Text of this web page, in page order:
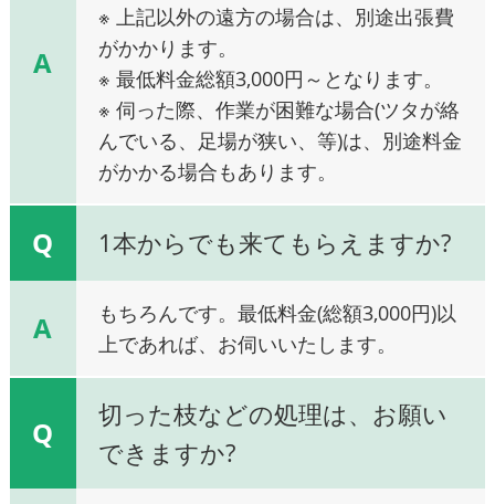
A
※ 上記以外の遠方の場合は、別途出張費
がかかります。
※ 最低料金総額3,000円～となります。
※ 伺った際、作業が困難な場合(ツタが絡
んでいる、足場が狭い、等)は、別途料金
がかかる場合もあります。
Q 1本からでも来てもらえますか?
A
もちろんです。最低料金(総額3,000円)以
上であれば、お伺いいたします。
Q
切った枝などの処理は、お願い
できますか?